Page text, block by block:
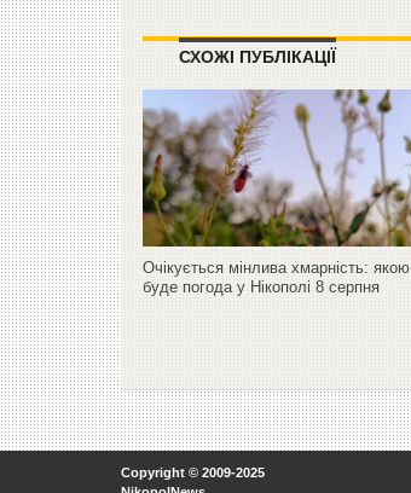
СХОЖІ ПУБЛІКАЦІЇ
Очікується мінлива хмарність: якою
буде погода у Нікополі 8 серпня
Copyright © 2009-2025